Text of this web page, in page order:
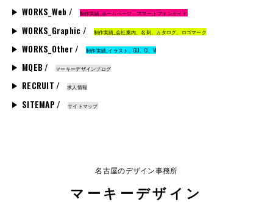
WORKS_Web / 制作実績_ホームページ、スマートフォンサイト
WORKS_Graphic / 制作実績_会社案内、名刺、カタログ、ロゴマーク
WORKS_Other / 制作実績_イラスト、GUI、CI、VI
MQEB / マーキーデザインブログ
RECRUIT / 求人情報
SITEMAP / サイトマップ
名古屋のデザイン事務所
マーキーデザイン